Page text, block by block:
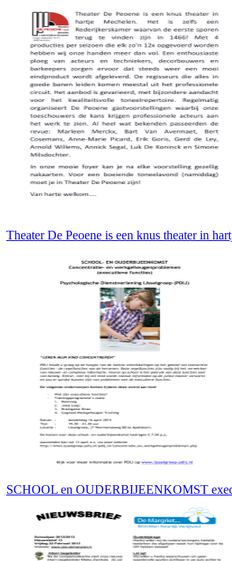
Theater De Peoene is een knus theater in
SCHOOL en OUDERBIJEENKOMST